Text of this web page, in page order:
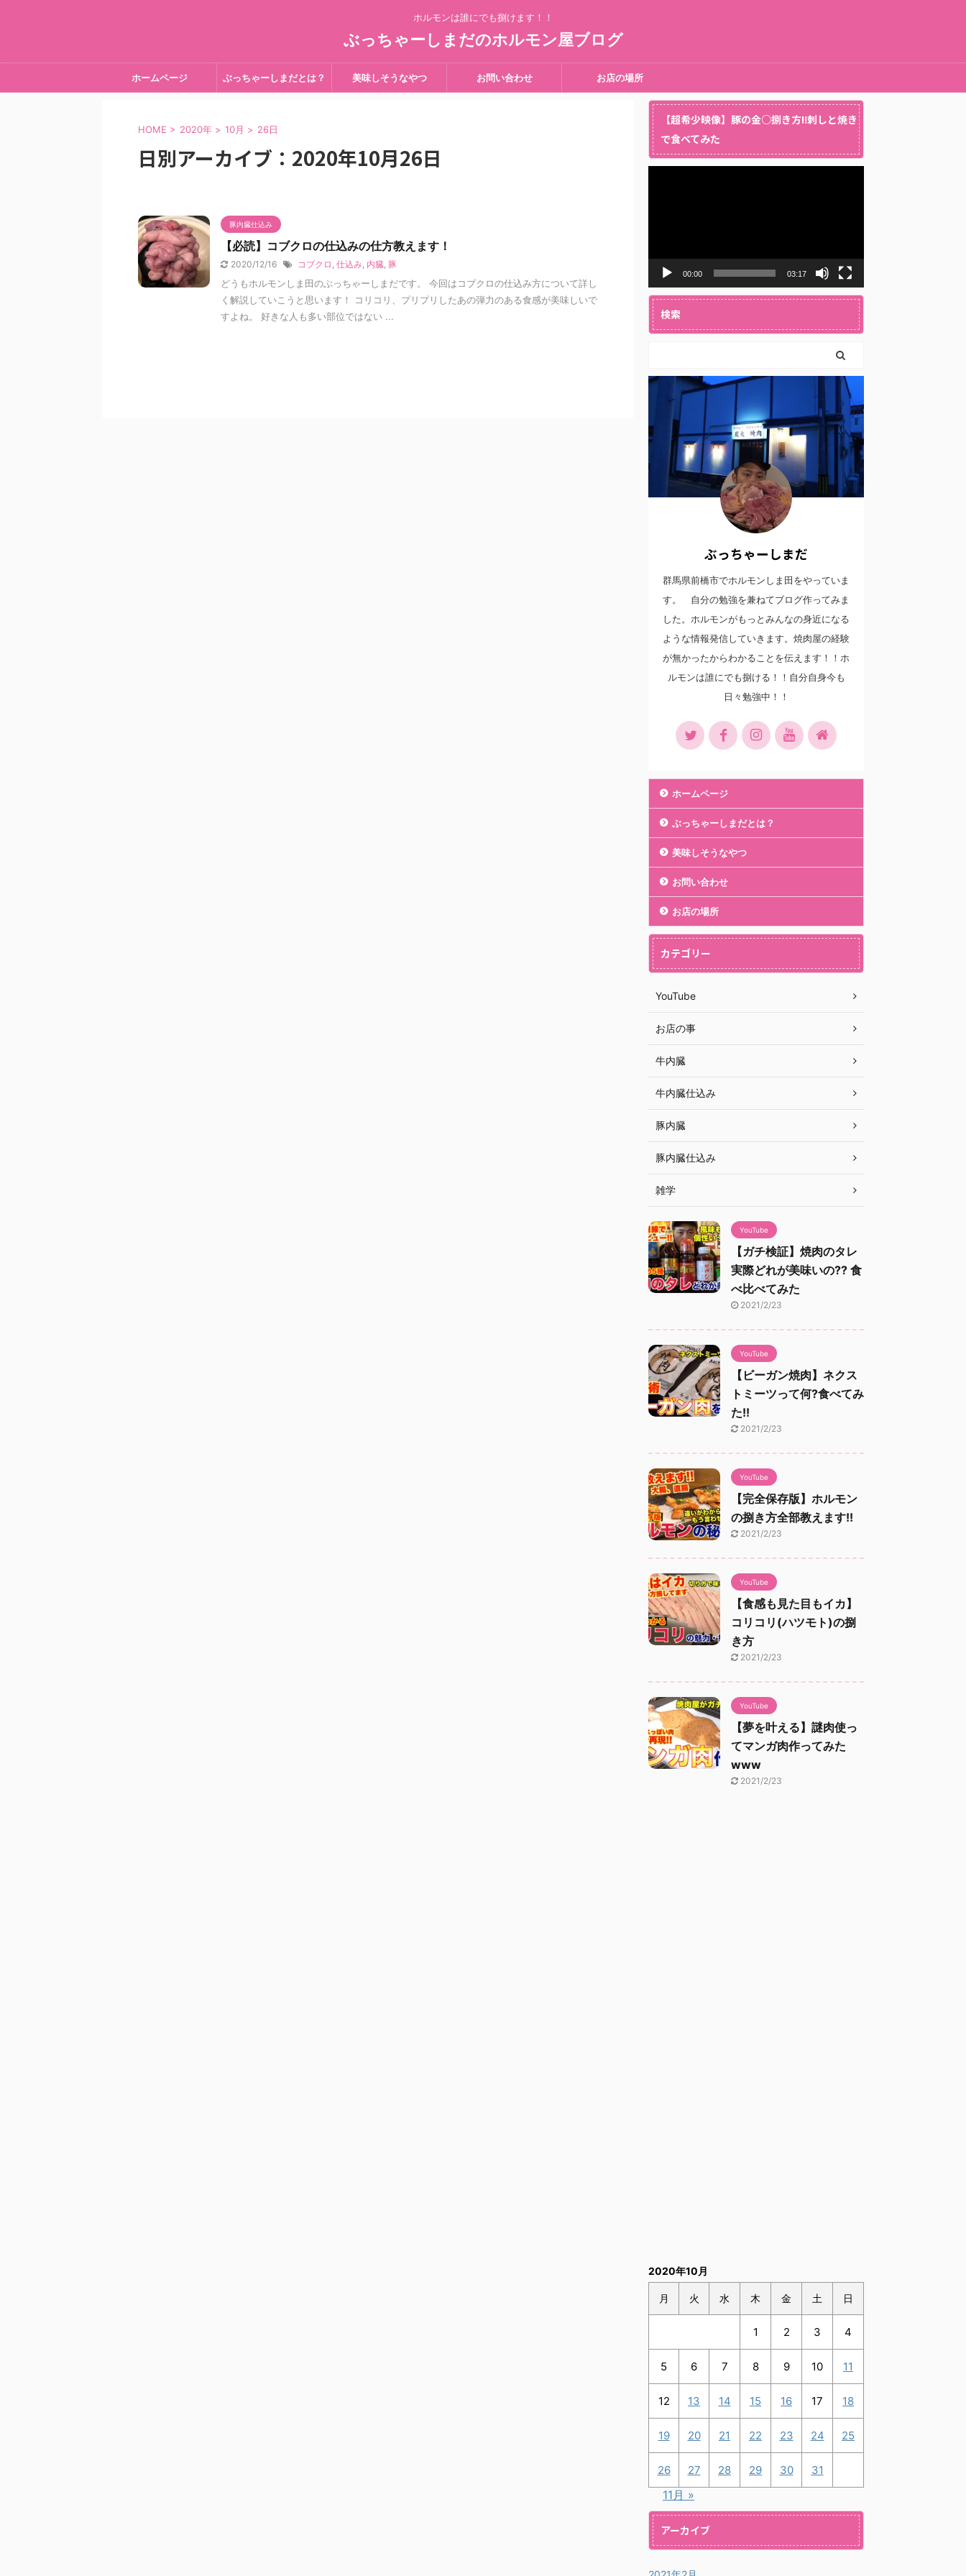
ホルモンは誰にでも捌けます！！
ぶっちゃーしまだのホルモン屋ブログ
ホームページ ぶっちゃーしまだとは？ 美味しそうなやつ お問い合わせ お店の場所
HOME > 2020年 > 10月 > 26日
日別アーカイブ：2020年10月26日
豚内臓仕込み
【必読】コブクロの仕込みの仕方教えます！
2020/12/16 コブクロ , 仕込み, 内臓, 豚
どうもホルモンしま田のぶっちゃーしまだです。 今回はコブクロの仕込み方について詳し
く解説していこうと思います！ コリコリ、プリプリしたあの弾力のある食感が美味しいで
すよね。 好きな人も多い部位ではない ...
【超希少映像】豚の金○捌き方!!刺しと焼き
で食べてみた
00:00 03:17
検索
ぶっちゃーしまだ
群馬県前橋市でホルモンしま田をやっていま
す。 自分の勉強を兼ねてブログ作ってみま
した。ホルモンがもっとみんなの身近になる
ような情報発信していきます。焼肉屋の経験
が無かったからわかることを伝えます！！ホ
ルモンは誰にでも捌ける！！自分自身今も
日々勉強中！！
ホームページ
ぶっちゃーしまだとは？
美味しそうなやつ
お問い合わせ
お店の場所
カテゴリー
YouTube
お店の事
牛内臓
牛内臓仕込み
豚内臓
豚内臓仕込み
雑学
YouTube
【ガチ検証】焼肉のタレ
実際どれが美味いの?? 食
べ比べてみた
2021/2/23
YouTube
【ビーガン焼肉】ネクス
トミーツって何?食べてみ
た!!
2021/2/23
YouTube
【完全保存版】ホルモン
の捌き方全部教えます!!
2021/2/23
YouTube
【食感も見た目もイカ】
コリコリ(ハツモト)の捌
き方
2021/2/23
YouTube
【夢を叶える】謎肉使っ
てマンガ肉作ってみた
www
2021/2/23
2020年10月
月 火 水 木 金 土 日
1 2 3 4
5 6 7 8 9 10 11
12 13 14 15 16 17 18
19 20 21 22 23 24 25
26 27 28 29 30 31
11月 »
アーカイブ